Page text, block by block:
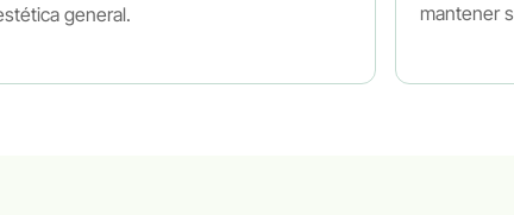
general.
mantener